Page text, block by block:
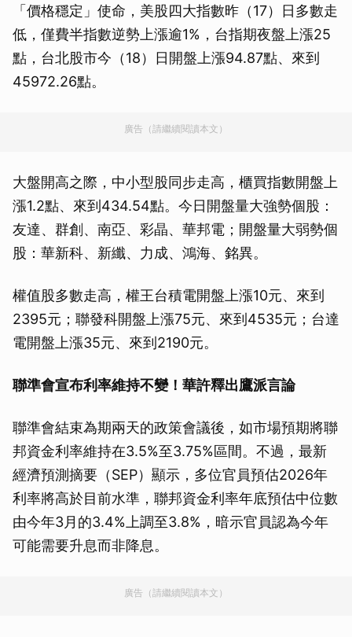
「價格穩定」使命，美股四大指數昨（17）日多數走
低，僅費半指數逆勢上漲逾1%，台指期夜盤上漲25
點，台北股市今（18）日開盤上漲94.87點、來到
45972.26點。
廣告（請繼續閱讀本文）
大盤開高之際，中小型股同步走高，櫃買指數開盤上
漲1.2點、來到434.54點。今日開盤量大強勢個股：
友達、群創、南亞、彩晶、華邦電；開盤量大弱勢個
股：華新科、新纖、力成、鴻海、銘異。
權值股多數走高，權王台積電開盤上漲10元、來到
2395元；聯發科開盤上漲75元、來到4535元；台達
電開盤上漲35元、來到2190元。
聯準會宣布利率維持不變！華許釋出鷹派言論
聯準會結束為期兩天的政策會議後，如市場預期將聯
邦資金利率維持在3.5%至3.75%區間。不過，最新
經濟預測摘要（SEP）顯示，多位官員預估2026年
利率將高於目前水準，聯邦資金利率年底預估中位數
由今年3月的3.4%上調至3.8%，暗示官員認為今年
可能需要升息而非降息。
廣告（請繼續閱讀本文）